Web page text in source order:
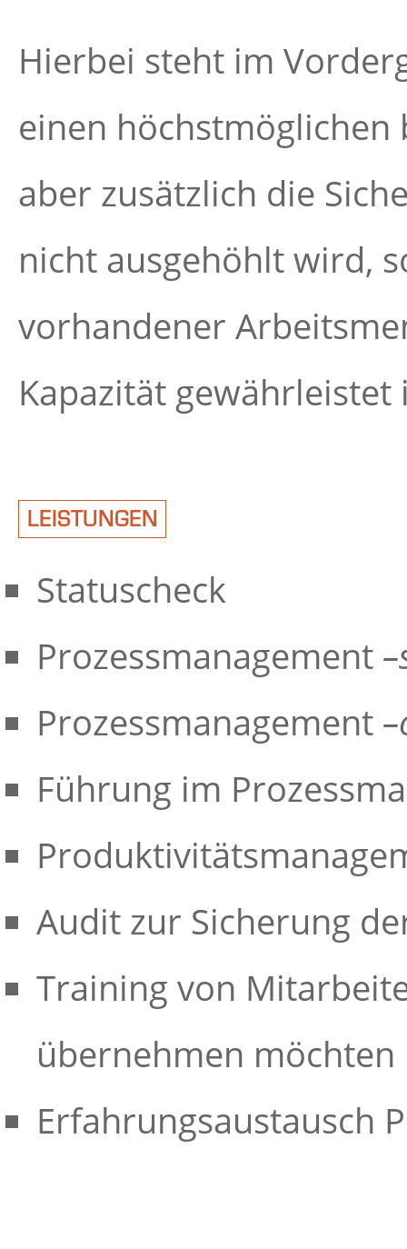
Hierbei steht im
einen
aber zusätzlich die
nicht ausgehöhlt wird,
vorhandener
Kapazität gewährleistet
LEISTUNGEN
Statuscheck
Prozessmanagement
Prozessmanagement
Führung im
Audit zur Sicherung
Training von
übernehmen möchten
Erfahrungsaustausch